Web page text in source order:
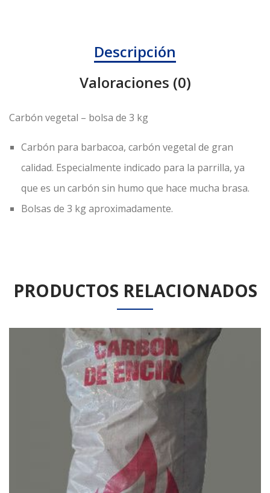
Descripción
Valoraciones (0)
Carbón vegetal – bolsa de 3 kg
Carbón para barbacoa, carbón vegetal de gran
calidad. Especialmente indicado para la parrilla, ya
que es un carbón sin humo que hace mucha brasa.
Bolsas de 3 kg aproximadamente.
PRODUCTOS RELACIONADOS